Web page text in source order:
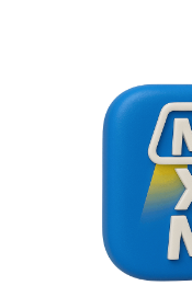
Категории
Освещение для дома